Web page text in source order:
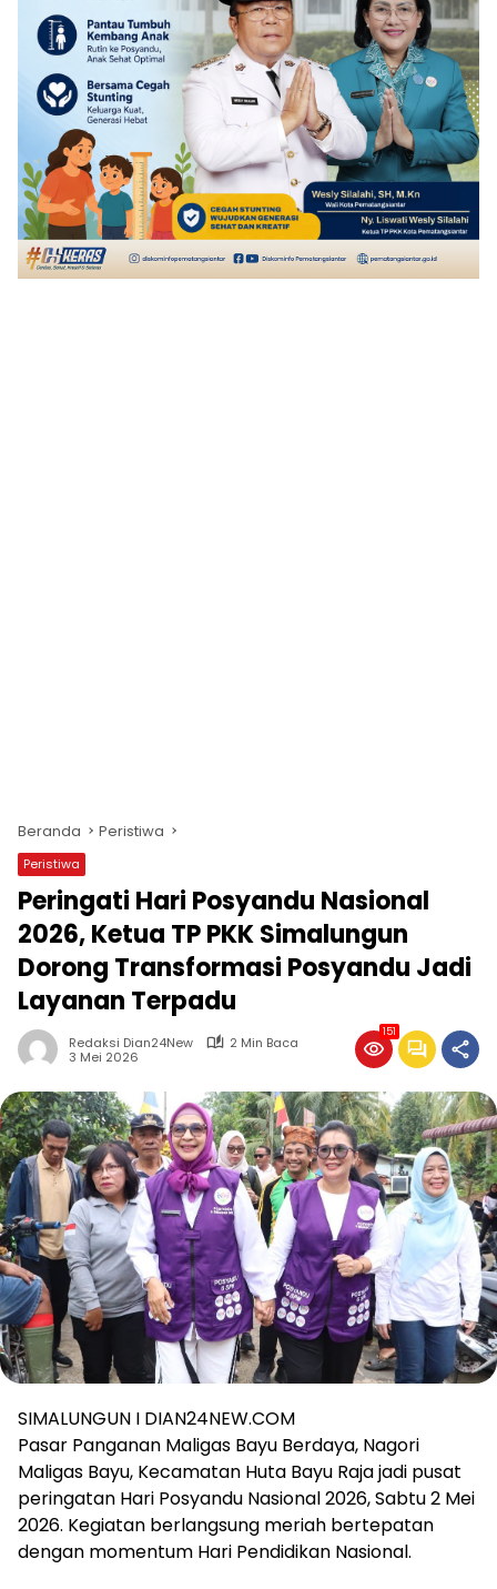
Beranda Peristiwa
Peristiwa
Peringati Hari Posyandu Nasional
2026, Ketua TP PKK Simalungun
Dorong Transformasi Posyandu Jadi
Layanan Terpadu
Redaksi Dian24New
2 Min Baca
3 Mei 2026
151
SIMALUNGUN I DIAN24NEW.COM
Pasar Panganan Maligas Bayu Berdaya, Nagori
Maligas Bayu, Kecamatan Huta Bayu Raja jadi pusat
peringatan Hari Posyandu Nasional 2026, Sabtu 2 Mei
2026. Kegiatan berlangsung meriah bertepatan
dengan momentum Hari Pendidikan Nasional.